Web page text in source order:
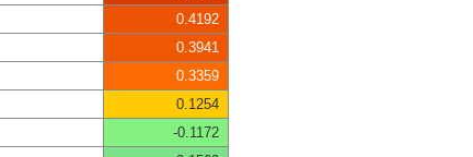
0.4192
0.3941
0.3359
0.1254
-0.1172